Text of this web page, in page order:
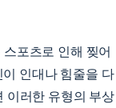
포츠로 인해 찢어
인대나 힘줄을 다
이러한 유형의 부상